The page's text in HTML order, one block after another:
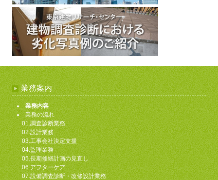
業務案内
業務内容
業務の流れ
01.調査診断業務
02.設計業務
03.工事会社決定支援
04.監理業務
05.長期修繕計画の見直し
06.アフターケア
07.設備調査診断・改修設計業務